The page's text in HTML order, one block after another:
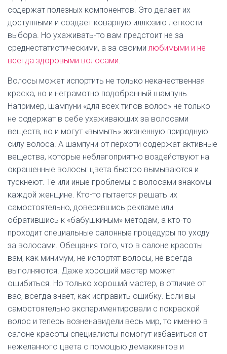
содержат полезных компонентов. Это делает их
доступными и создает коварную иллюзию легкости
выбора. Но ухаживать-то вам предстоит не за
среднестатистическими, а за своими любимыми и не
всегда здоровыми волосами.
Волосы может испортить не только некачественная
краска, но и неграмотно подобранный шампунь.
Например, шампуни «для всех типов волос» не только
не содержат в себе ухаживающих за волосами
веществ, но и могут «вымыть» жизненную природную
силу волоса. А шампуни от перхоти содержат активные
вещества, которые неблагоприятно воздействуют на
окрашенные волосы: цвета быстро вымываются и
тускнеют. Те или иные проблемы с волосами знакомы
каждой женщине. Кто-то пытается решать их
самостоятельно, доверившись рекламе или
обратившись к «бабушкиным» методам, а кто-то
проходит специальные салонные процедуры по уходу
за волосами. Обещания того, что в салоне красоты
вам, как минимум, не испортят волосы, не всегда
выполняются. Даже хороший мастер может
ошибиться. Но только хороший мастер, в отличие от
вас, всегда знает, как исправить ошибку. Если вы
самостоятельно экспериментировали с покраской
волос и теперь возненавидели весь мир, то именно в
салоне красоты специалисты помогут избавиться от
нежеланного цвета с помощью демакиянтов и